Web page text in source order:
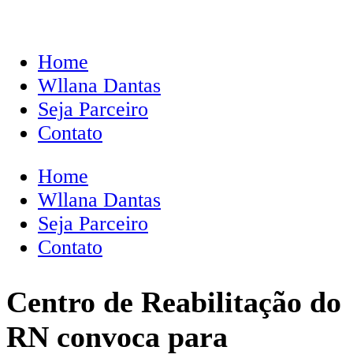
Home
Wllana Dantas
Seja Parceiro
Contato
Home
Wllana Dantas
Seja Parceiro
Contato
Centro de Reabilitação do
RN convoca para